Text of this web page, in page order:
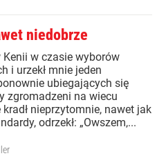
niedobrze
Kenii w czasie wyborów
i urzekł mnie jeden
ubiegających się
zgromadzeni na wiecu
nieprzytomnie, nawet jak
odrzekł: „Owszem,...